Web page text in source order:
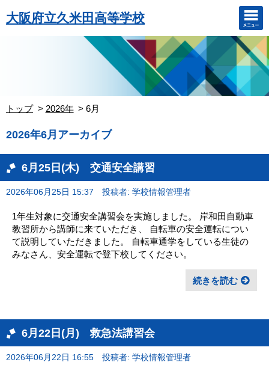
大阪府立久米田高等学校
トップ 2026年 6月
2026年6月アーカイブ
6月25日(木) 交通安全講習
2026年06月25日 15:37 投稿者: 学校情報管理者
1年生対象に交通安全講習会を実施しました。 岸和田自動車
教習所から講師に来ていただき、 自転車の安全運転につい
て説明していただきました。 自転車通学をしている生徒の
みなさん、安全運転で登下校してください。
続きを読む
6月22日(月) 救急法講習会
2026年06月22日 16:55 投稿者: 学校情報管理者